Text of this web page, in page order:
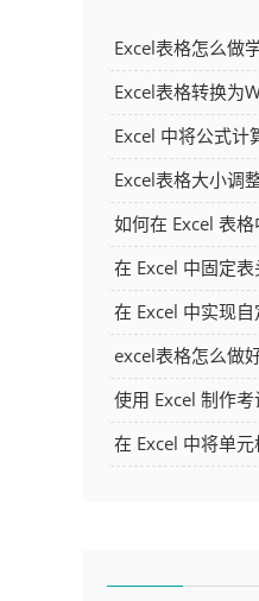
Excel表格怎么做
Excel表格转换为
解析
Excel 中将公式计
字的多种方法
Excel表格大小调
如何在 Excel 表
容
在 Excel 中固定
时都显示表头的
在 Excel 中实现
面指南
excel表格怎么做
使用 Excel 制作
骤及技巧
在 Excel 中将单